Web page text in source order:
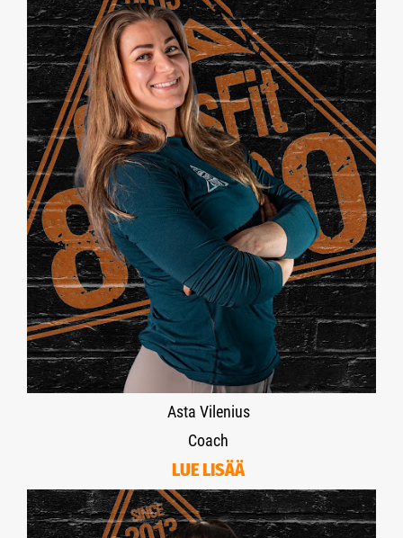
Asta Vilenius
Coach
LUE LISÄÄ